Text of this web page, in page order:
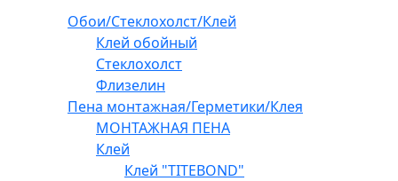
Обои/Стеклохолст/Клей
Клей обойный
Стеклохолст
Флизелин
Пена монтажная/Герметики/Клея
МОНТАЖНАЯ ПЕНА
Клей
Клей "TITEBOND"